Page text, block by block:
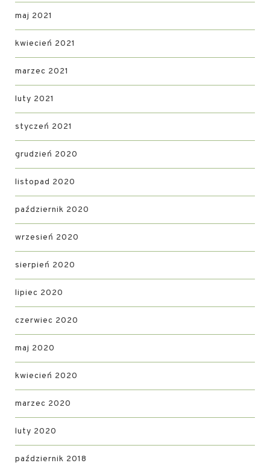
maj 2021
kwiecień 2021
marzec 2021
luty 2021
styczeń 2021
grudzień 2020
listopad 2020
październik 2020
wrzesień 2020
sierpień 2020
lipiec 2020
czerwiec 2020
maj 2020
kwiecień 2020
marzec 2020
luty 2020
październik 2018